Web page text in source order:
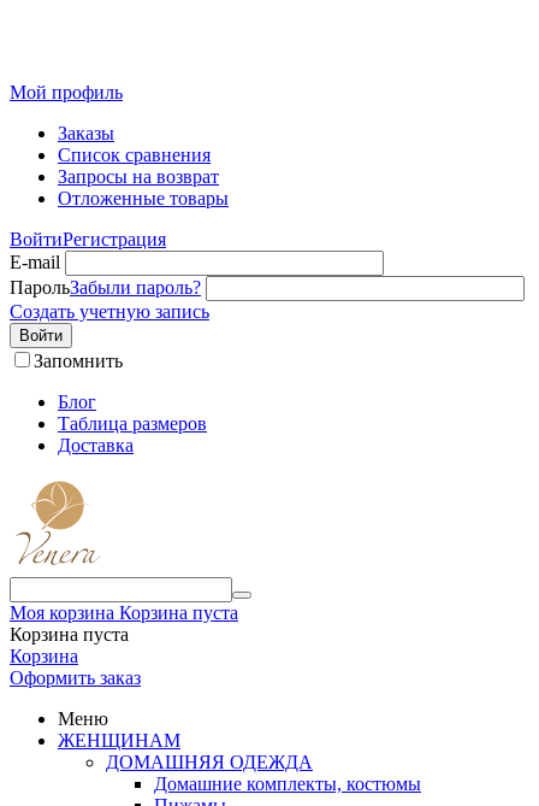
Мой профиль
Заказы
Список сравнения
Запросы на возврат
Отложенные товары
ВойтиРегистрация
E-mail
ПарольЗабыли пароль?
Создать учетную запись
Войти
Запомнить
Блог
Таблица размеров
Доставка
Моя корзина Корзина пуста
Корзина пуста
Корзина
Оформить заказ
Меню
ЖЕНЩИНАМ
ДОМАШНЯЯ ОДЕЖДА
Домашние комплекты, костюмы